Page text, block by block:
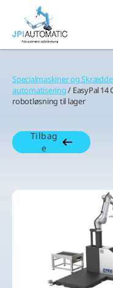
Specialmaskiner og
automatisering/ EasyPal
robotløsning til lager
Tilbag
e